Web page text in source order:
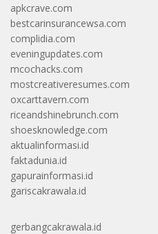
apkcrave.com
bestcarinsurancewsa.com
complidia.com
eveningupdates.com
mcochacks.com
mostcreativeresumes.com
oxcarttavern.com
riceandshinebrunch.com
shoesknowledge.com
aktualinformasi.id
faktadunia.id
gapurainformasi.id
gariscakrawala.id
gerbangcakrawala.id